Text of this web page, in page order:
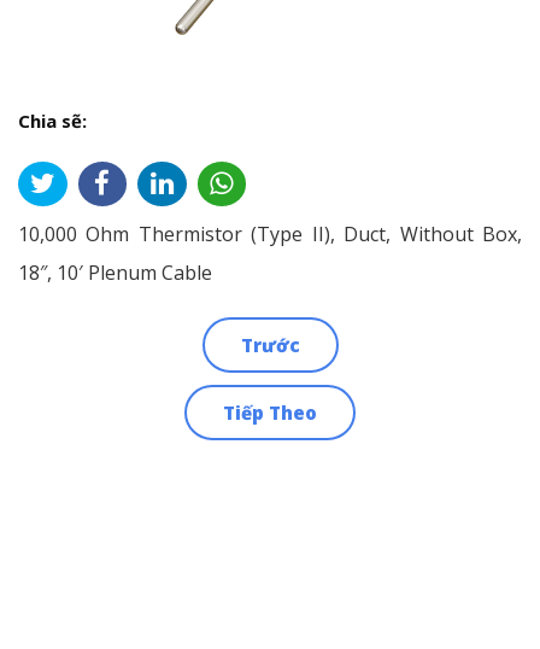
Chia sẽ:
10,000 Ohm Thermistor (Type II), Duct, Without Box,
18″, 10′ Plenum Cable
Trước
Tiếp Theo